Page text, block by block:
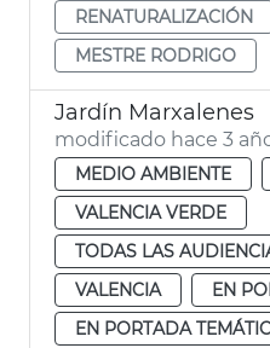
RENATURALIZACIÓN
MESTRE RODRIGO
Jardín Marxalenes
modificado hace 3
MEDIO AMBIENTE
VALENCIA VERDE
TODAS LAS
VALENCIA
EN
EN PORTADA